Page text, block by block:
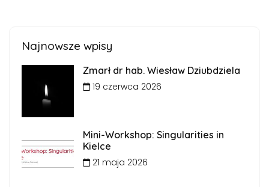
Najnowsze wpisy
Zmarł dr hab. Wiesław Dziubdziela
19 czerwca 2026
Mini-Workshop: Singularities in
Kielce
21 maja 2026